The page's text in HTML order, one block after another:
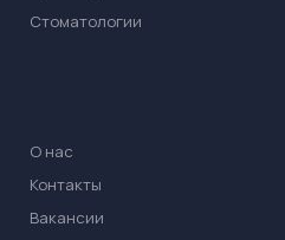
Стоматологии
О нас
Контакты
Вакансии